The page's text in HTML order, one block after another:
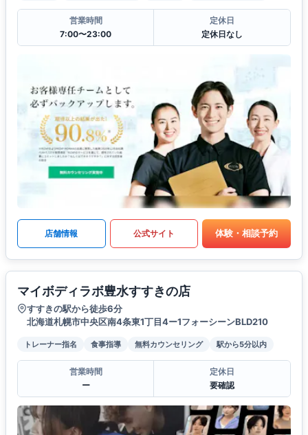
営業時間
7:00〜23:00
定休日
定休日なし
店舗情報 公式サイト 体験・相談予約
マイボディラボ豊水すすきの店
すすきの駅から徒歩6分
北海道札幌市中央区南4条東1丁目4ー1フォーシーンBLD210
トレーナー指名 食事指導 無料カウンセリング 駅から5分以内
営業時間
ー
定休日
要確認